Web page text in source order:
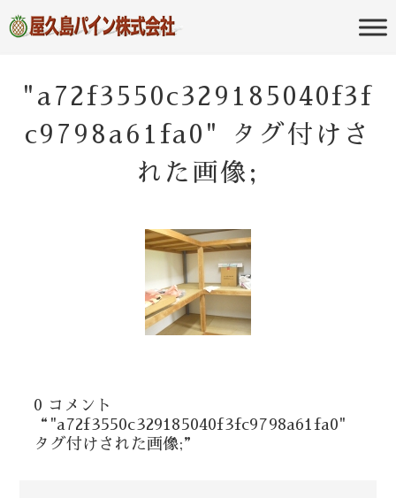
屋久島パイン
株式会社
のポータルサイト
"a72f3550c329185040f3f
c9798a61fa0" タグ付けさ
れた画像;
0 コメント
“"a72f3550c329185040f3fc9798a61fa0"
タグ付けされた画像;”